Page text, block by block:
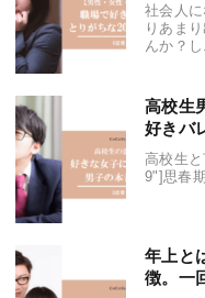
社会人
りあま
んか？し
高校生
好きバ
高校生
9"]思春
年上と
徴。一